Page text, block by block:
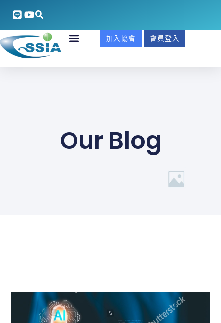
加入協會 會員登入
Our Blog